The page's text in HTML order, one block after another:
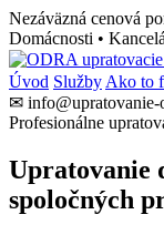
Nezáväzná cenová
Domácnosti •
Úvod Služby Ako to
✉ info@upratovanie-
Profesionálne
Upratovanie
spoločných